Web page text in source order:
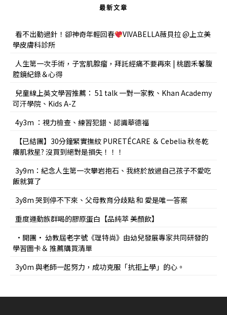
最新文章
看不出動過針！卻神奇年輕回春
VIVABELLA薇貝拉 @上立美
學皮膚科診所
人生第一次手術，子宮肌腺瘤，拜託經痛不要再來 | 桃園禾馨腹
腔鏡紀錄＆心得
兒童線上英文學習推薦： 51 talk 一對一家教、Khan Academy
可汗學院、Kids A-Z
4y3m ：視力檢查、練習犯錯、認識華德福
【已結團】30分鐘緊實撫紋 PURETÉCARE ＆ Cebelia 秋冬乾
癢肌救星? 沒買到絕對是損失！！！
3y9m：紀念人生第一次攀岩抱石、我終於放過自己孩子不愛吃
飯就算了
3y8m 哭到停不下來、父母教育分歧點 和 愛是唯一答案
重度運動族群喝的膠原蛋白【品純萃 美顏飲】
•開團• 幼教屆老字號《理特尚》由幼兒發展專家共同研發的
學習圖卡＆ 推薦購買清單
3y0m 與老師一起努力，成功克服「抗拒上學」的心。